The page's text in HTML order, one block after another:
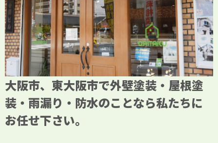
大阪市、東大阪市で外壁塗装・屋根塗
装・雨漏り・防水のことなら私たちに
お任せ下さい。